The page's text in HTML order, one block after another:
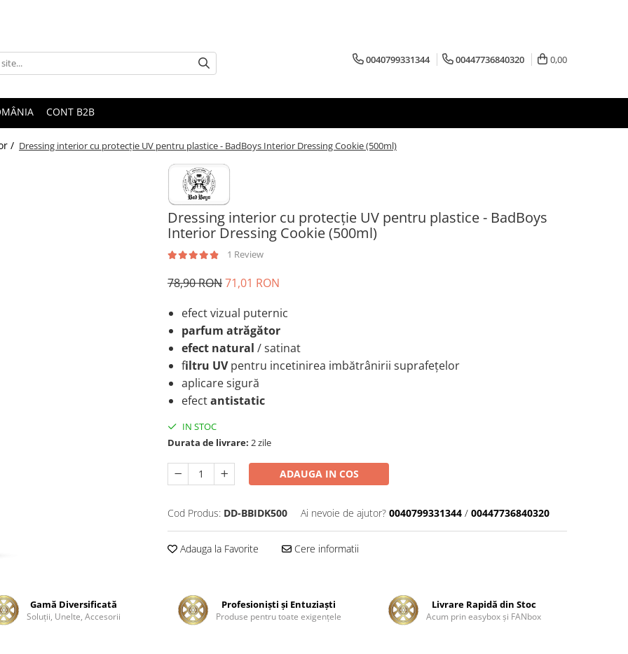
0040799331344 00447736840320 0,00
CONT B2B
/ Dressing interior cu protecție UV pentru plastice - BadBoys Interior Dressing Cookie (500ml)
Dressing interior cu protecție UV pentru plastice - BadBoys
Interior Dressing Cookie (500ml)
1 Review
78,90 RON71,01 RON
efect vizual puternic
parfum atrăgător
efect natural / satinat
filtru UVpentru incetinirea imbătrânirii suprafețelor
aplicare sigură
efectantistatic
IN STOC
Durata de livrare: 2 zile
ADAUGA IN COS
Cod Produs: DD-BBIDK500 Ai nevoie de ajutor? 0040799331344 / 00447736840320
Adauga la Favorite Cere informatii
Gamă Diversificată
Soluţii, Unelte, Accesorii
Profesionişti şi Entuziaşti
Produse pentru toate exigenţele
Livrare Rapidă din Stoc
Acum prin easybox şi FANbox